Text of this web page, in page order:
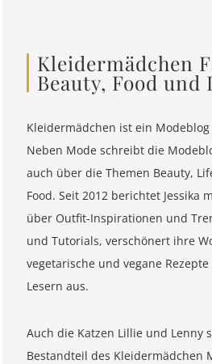
Kleidermädchen
Beauty, Food
Kleidermädchen ist ein
Neben Mode schreibt die
auch über die Themen Beauty,
Food. Seit 2012 berichtet Jessika
über Outfit-Inspirationen und
und Tutorials, verschönert ihre
vegetarische und vegane
Lesern aus.
Auch die Katzen Lillie und Lenny
Bestandteil des Kleidermädchen